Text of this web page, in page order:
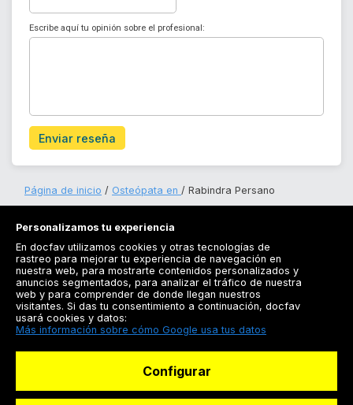
Escribe aquí tu opinión sobre el profesional:
Enviar reseña
Página de inicio Osteópata en Rabindra Persano
Registrarse
Docfav
Personalizamos tu experiencia
En docfav utilizamos cookies y otras tecnologías de
rastreo para mejorar tu experiencia de navegación en
nuestra web, para mostrarte contenidos personalizados y
anuncios segmentados, para analizar el tráfico de nuestra
web y para comprender de donde llegan nuestros
visitantes. Si das tu consentimiento a continuación, docfav
usará cookies y datos:
Más información sobre cómo Google usa tus datos
Configurar